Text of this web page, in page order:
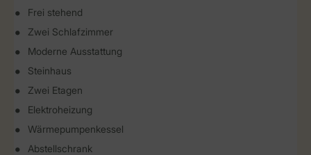
Frei stehend
Zwei Schlafzimmer
Moderne Ausstattung
Steinhaus
Zwei Etagen
Elektroheizung
Wärmepumpenkessel
Abstellschrank